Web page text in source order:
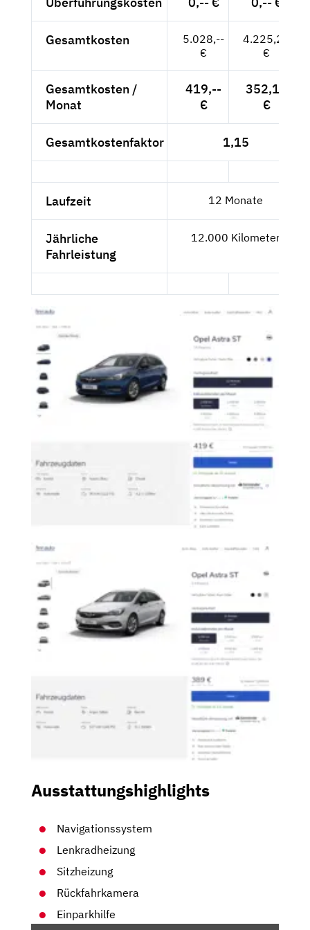
Gesamtkosten
5.028,--
€
4.225,21
€
Gesamtkosten /
Monat
419,--
€
352,10
€
Gesamtkostenfaktor 1,15
Laufzeit 12 Monate
Jährliche
Fahrleistung
12.000 Kilometer
Ausstattungshighlights
Navigationssystem
Lenkradheizung
Sitzheizung
Rückfahrkamera
Einparkhilfe